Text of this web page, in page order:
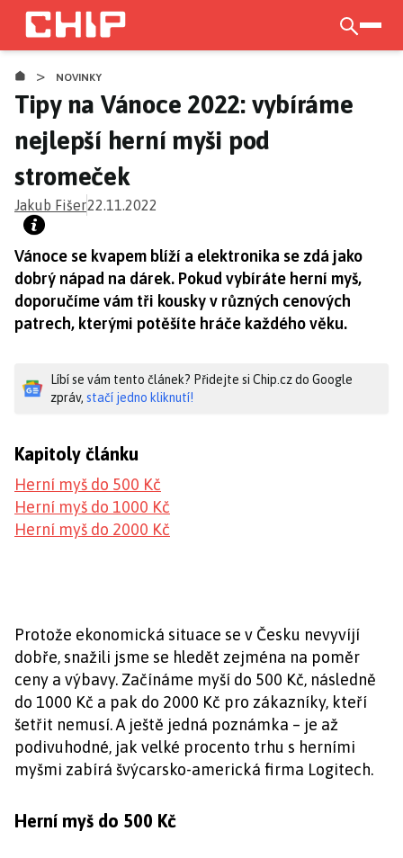
Přejít
hlavnímu
obsahu
> NOVINKY
Tipy na Vánoce 2022: vybíráme
nejlepší herní myši pod
stromeček
Jakub Fišer22.11.2022
Vánoce se kvapem blíží a elektronika se zdá jako
dobrý nápad na dárek. Pokud vybíráte herní myš,
doporučíme vám tři kousky v různých cenových
patrech, kterými potěšíte hráče každého věku.
Líbí se vám tento článek? Přidejte si Chip.cz do Google
zpráv, stačí jedno kliknutí!
Kapitoly článku
Herní myš do 500 Kč
Herní myš do 1000 Kč
Herní myš do 2000 Kč
Protože ekonomická situace se v Česku nevyvíjí
dobře, snažili jsme se hledět zejména na poměr
ceny a výbavy. Začínáme myší do 500 Kč, následně
do 1000 Kč a pak do 2000 Kč pro zákazníky, kteří
šetřit nemusí. A ještě jedná poznámka – je až
podivuhodné, jak velké procento trhu s herními
myšmi zabírá švýcarsko-americká firma Logitech.
Herní myš do 500 Kč